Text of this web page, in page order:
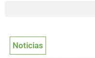
Noticias